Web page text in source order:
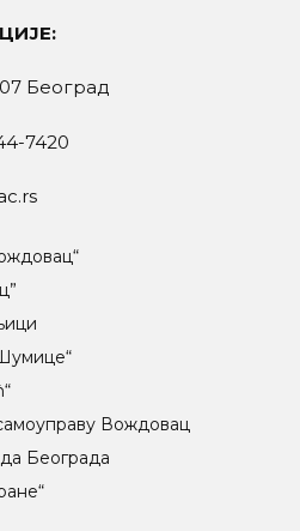
Београд
7420
Вождовац
Београда